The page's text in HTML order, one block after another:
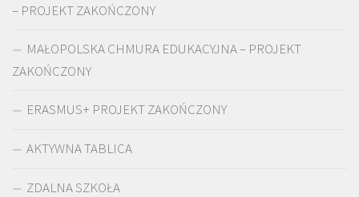
– PROJEKT ZAKOŃCZONY
MAŁOPOLSKA CHMURA EDUKACYJNA – PROJEKT
ZAKOŃCZONY
ERASMUS+ PROJEKT ZAKOŃCZONY
AKTYWNA TABLICA
ZDALNA SZKOŁA